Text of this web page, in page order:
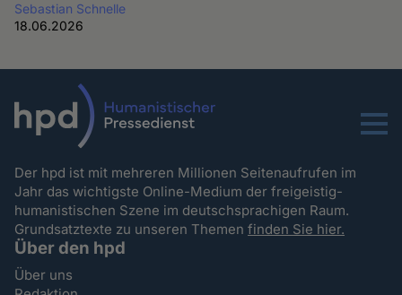
Sebastian Schnelle
18.06.2026
Menu
Der hpd ist mit mehreren Millionen Seitenaufrufen im
Jahr das wichtigste Online-Medium der freigeistig-
humanistischen Szene im deutschsprachigen Raum.
Grundsatztexte zu unseren Themenfinden Sie hier.
Über den hpd
Über uns